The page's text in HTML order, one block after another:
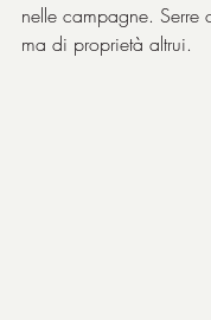
nelle campagne. Serre
ma di proprietà altrui.